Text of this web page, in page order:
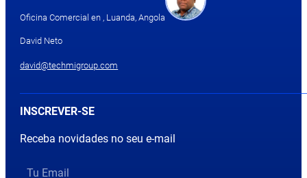
Oficina Comercial en , Luanda, Angola
David Neto
david@techmigroup.com
INSCREVER-SE
Receba novidades no seu e-mail